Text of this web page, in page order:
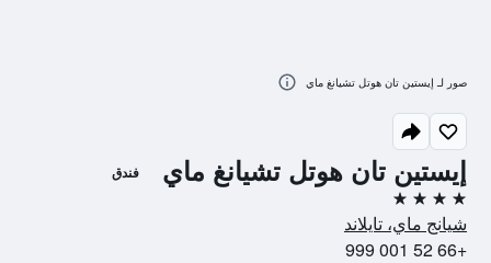
إيستين تان هوتل تشيانغ ماي فندق
4 نجوم
شيانج ماي، تايلاند
+66 52 001 999
صور لـ إيستين تان هوتل تشيانغ ماي